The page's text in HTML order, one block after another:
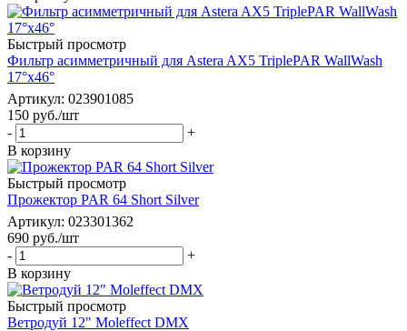
Быстрый просмотр
Фильтр асимметричный для Astera AX5 TriplePAR WallWash
17°x46°
Артикул: 023901085
150 руб./шт
-
+
В корзину
Быстрый просмотр
Прожектор PAR 64 Short Silver
Артикул: 023301362
690 руб./шт
-
+
В корзину
Быстрый просмотр
Ветродуй 12" Moleffect DMX